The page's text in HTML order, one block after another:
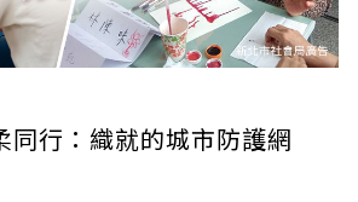
同行：織就的城市防護網